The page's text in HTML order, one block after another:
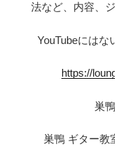
法など、内容、
YouTubeにはな
https://
巣
巣鴨 ギター